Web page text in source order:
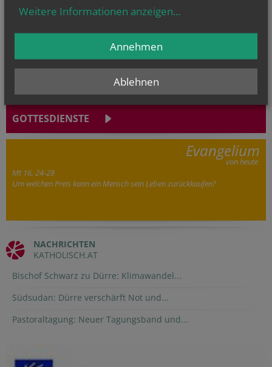
GOTTESDIENSTE
Evangelium
von heute
Mt 16, 24-28
Um welchen Preis kann ein Mensch sein Leben zurückkaufen?
NACHRICHTEN
KATHOLISCH.AT
Bischof Schwarz zu Dürre: Klimawandel...
Südsudan: Dürre verschärft Not und...
Pastoraltagung: Neuer Tagungsband und...
Weitere Informationen anzeigen...
Ablehnen
Annehmen